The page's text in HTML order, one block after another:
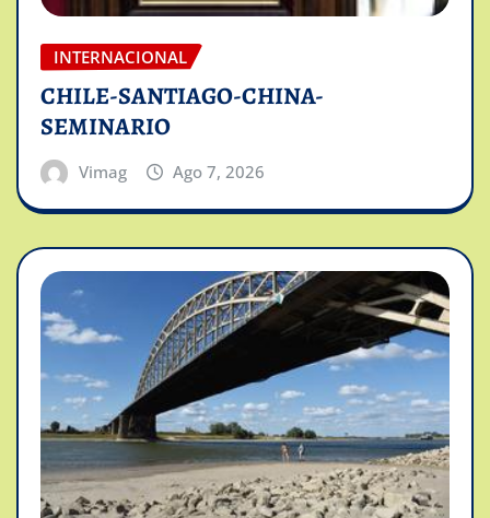
INTERNACIONAL
CHILE-SANTIAGO-CHINA-
SEMINARIO
Vimag Ago 7, 2026